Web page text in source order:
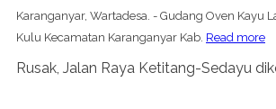
Karanganyar, Wartadesa. - Gudang Oven Kayu
Kulu Kecamatan Karanganyar Kab. Read more
Rusak, Jalan Raya Ketitang-Sedayu